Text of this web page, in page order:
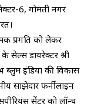
6, गोमती नगर
प्रगति को लेकर
सेल्स डायरेक्टर श्री
ब्लुम इंडिया की विकास
साझेदार फर्नीलाइन
सेंटर को लॉन्च